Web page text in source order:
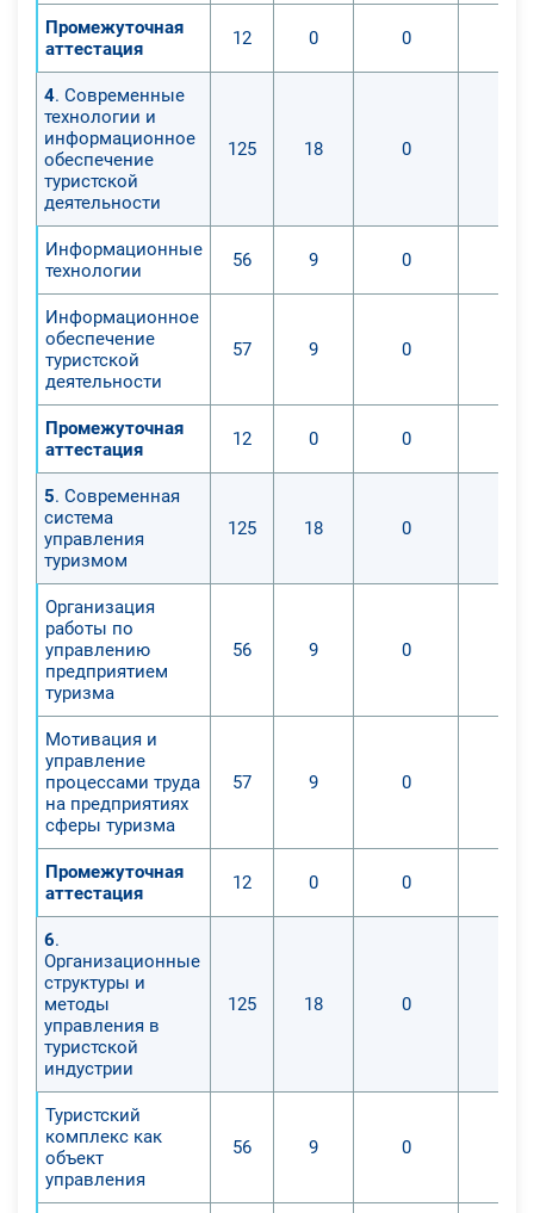
Промежуточная
аттестация
12 0 0
4. Современные
технологии и
информационное
обеспечение
туристской
деятельности
125 18 0
Информационные
технологии
56 9 0
Информационное
обеспечение
туристской
деятельности
57 9 0
Промежуточная
аттестация
12 0 0
5. Современная
система
управления
туризмом
125 18 0
Организация
работы по
управлению
предприятием
туризма
56 9 0
Мотивация и
управление
процессами труда
на предприятиях
сферы туризма
57 9 0
Промежуточная
аттестация
12 0 0
6.
Организационные
структуры и
методы
управления в
туристской
индустрии
125 18 0
Туристский
комплекс как
объект
управления
56 9 0